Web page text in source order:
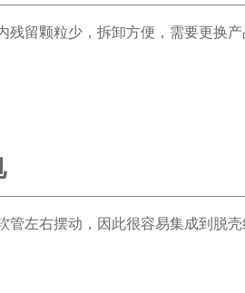
残留颗粒少，拆卸方便，需要更换
管左右摆动，因此很容易集成到脱壳